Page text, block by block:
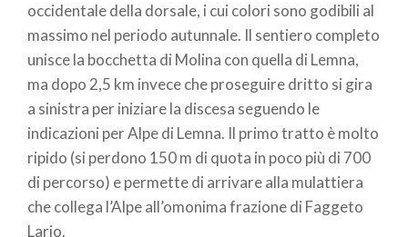
occidentale della dorsale, i cui colori sono godibili al
massimo nel periodo autunnale. Il sentiero completo
unisce la bocchetta di Molina con quella di Lemna,
ma dopo 2,5 km invece che proseguire dritto si gira
a sinistra per iniziare la discesa seguendo le
indicazioni per Alpe di Lemna. Il primo tratto è molto
ripido (si perdono 150 m di quota in poco più di 700
di percorso) e permette di arrivare alla mulattiera
che collega l’Alpe all’omonima frazione di Faggeto
Lario.